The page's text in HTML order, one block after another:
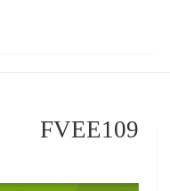
FVEE109